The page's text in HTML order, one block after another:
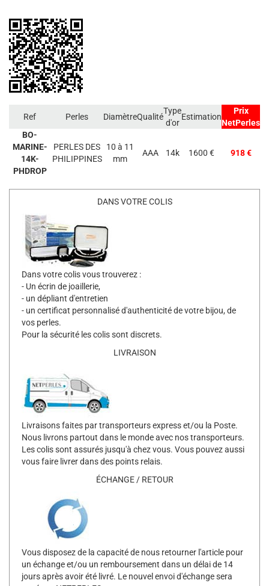
Ref Perles DiamètreQualité
Type
d'or
Estimation
Prix
NetPerles
BO-
MARINE-
14K-
PHDROP
PERLES DES
PHILIPPINES
10 à 11
mm
AAA 14k 1600 € 918 €
DANS VOTRE COLIS
Dans votre colis vous trouverez :
- Un écrin de joaillerie,
- un dépliant d'entretien
- un certificat personnalisé d'authenticité de votre bijou, de
vos perles.
Pour la sécurité les colis sont discrets.
LIVRAISON
Livraisons faites par transporteurs express et/ou la Poste.
Nous livrons partout dans le monde avec nos transporteurs.
Les colis sont assurés jusqu'à chez vous. Vous pouvez aussi
vous faire livrer dans des points relais.
ÉCHANGE / RETOUR
Vous disposez de la capacité de nous retourner l'article pour
un échange et/ou un remboursement dans un délai de 14
jours après avoir été livré. Le nouvel envoi d'échange sera